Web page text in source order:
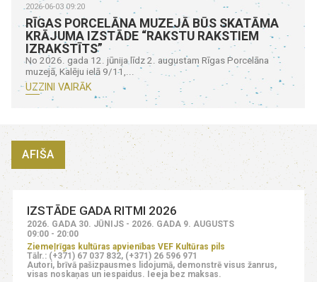
2026-06-03 09:20
RĪGAS PORCELĀNA MUZEJĀ BŪS SKATĀMA
KRĀJUMA IZSTĀDE “RAKSTU RAKSTIEM
IZRAKSTĪTS”
No 2026. gada 12. jūnija līdz 2. augustam Rīgas Porcelāna
muzejā, Kalēju ielā 9/11,...
UZZINI VAIRĀK
AFIŠA
IZSTĀDE GADA RITMI 2026
2026. GADA 30. JŪNIJS - 2026. GADA 9. AUGUSTS
09:00 - 20:00
Ziemeļrīgas kultūras apvienības VEF Kultūras pils
Tālr.: (+371) 67 037 832, (+371) 26 596 971
Autori, brīvā pašizpausmes lidojumā, demonstrē visus žanrus,
visas noskaņas un iespaidus. Ieeja bez maksas.